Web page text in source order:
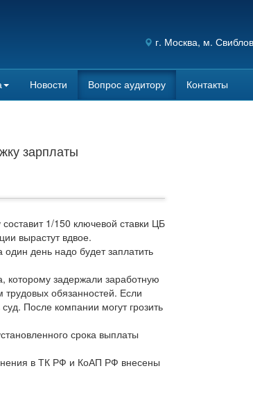
г. Москва, м.
Новости Вопрос аудитору Контакты
зарплаты
1/150 ключевой ставки ЦБ
вырастут вдвое.
день надо будет заплатить
которому задержали заработную
обязанностей. Если
После компании могут грозить
срока выплаты
в ТК РФ и КоАП РФ внесены